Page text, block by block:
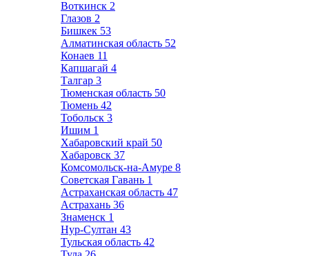
Воткинск 2
Глазов 2
Бишкек 53
Алматинская область 52
Конаев 11
Капшагай 4
Талгар 3
Тюменская область 50
Тюмень 42
Тобольск 3
Ишим 1
Хабаровский край 50
Хабаровск 37
Комсомольск-на-Амуре 8
Советская Гавань 1
Астраханская область 47
Астрахань 36
Знаменск 1
Нур-Султан 43
Тульская область 42